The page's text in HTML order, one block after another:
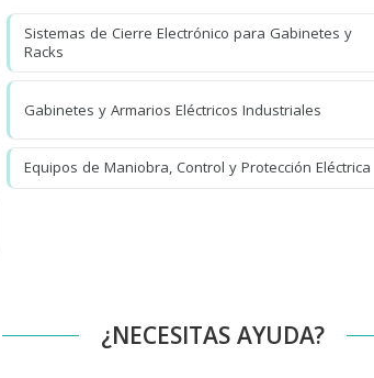
Sistemas de Cierre Electrónico para Gabinetes y
Racks
Gabinetes y Armarios Eléctricos Industriales
Equipos de Maniobra, Control y Protección Eléctrica
¿NECESITAS AYUDA?